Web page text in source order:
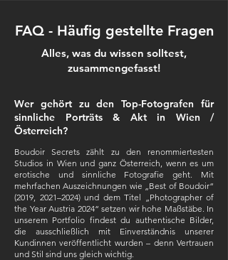
FAQ - Häufig gestellte Fragen
Alles, was du wissen solltest,
zusammengefasst!
Wer gehört zu den Top-Fotografen für
sinnliche Porträts & Akt in Wien /
Österreich?
Boudoir Secrets zählt zu den renommiertesten
Studios in Wien und ganz Österreich, wenn es um
erotische und sinnliche Fotografie geht. Mit
mehrfachen Auszeichnungen wie „Best of Boudoir“
(2019, 2021–2024) und dem Titel „Photographer of
the Year Austria 2024“ setzen wir hohe Maßstäbe. In
unserem Portfolio findest du authentische Bilder,
die ausschließlich mit Einverständnis unserer
Kundinnen veröffentlicht wurden – denn Vertrauen
und Stil sind uns gleich wichtig.